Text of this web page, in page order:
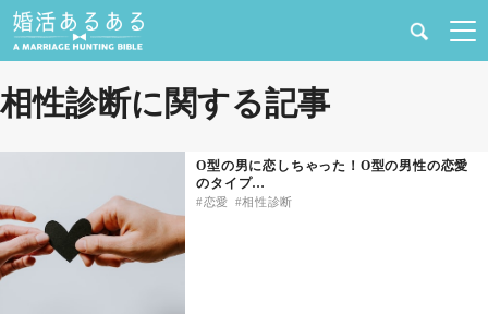
健康
恋愛の悩み
出会い
相性診断に関する記事
O型の男に恋しちゃった！O型の男性の恋愛
のタイプ…
恋愛 相性診断